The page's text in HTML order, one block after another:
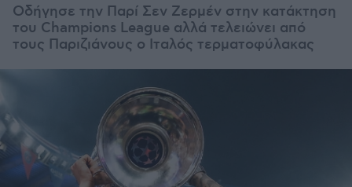
Οδήγησε την Παρί Σεν Ζερμέν στην κατάκτηση
του Champions League αλλά τελειώνει από
τους Παριζιάνους ο Ιταλός τερματοφύλακας